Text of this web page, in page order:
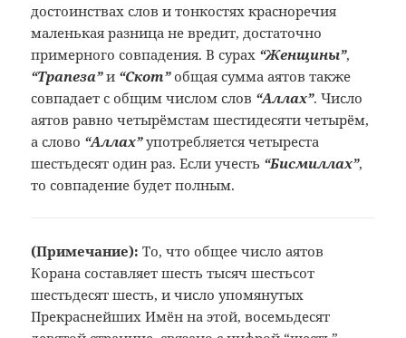
достоинствах слов и тонкостях красноречия
маленькая разница не вредит, достаточно
примерного совпадения. В сурах “Женщины”,
“Трапеза”и “Скот”общая сумма аятов также
совпадает с общим числом слов “Аллах”. Число
аятов равно четырёмстам шестидесяти четырём,
а слово “Аллах”употребляется четыреста
шестьдесят один раз. Если учесть “Бисмиллах”,
то совпадение будет полным.
(Примечание): То, что общее число аятов
Корана составляет шесть тысяч шестьсот
шестьдесят шесть, и число упомянутых
Прекраснейших Имён на этой, восемьдесят